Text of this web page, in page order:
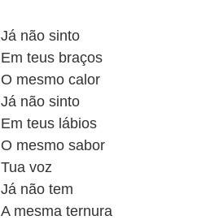
Já não sinto
Em teus braços
O mesmo calor
Já não sinto
Em teus lábios
O mesmo sabor
Tua voz
Já não tem
A mesma ternura